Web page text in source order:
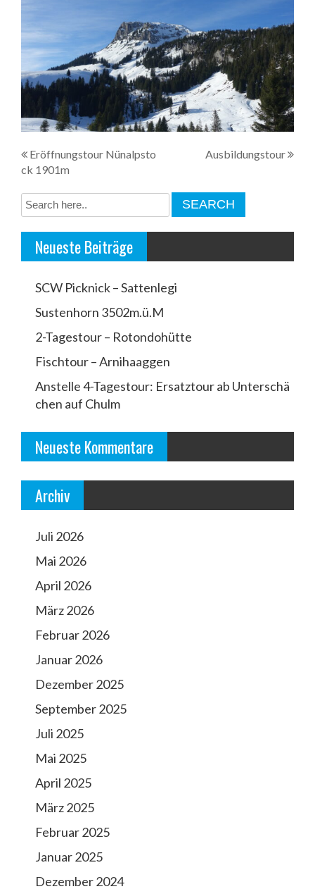
B
e
t
g
a
t
i
Eröffnungstour Nünalpsto
ck 1901m
Ausbildungstour
Neueste Beiträge
SCW Picknick – Sattenlegi
Sustenhorn 3502m.ü.M
2-Tagestour – Rotondohütte
Fischtour – Arnihaaggen
Anstelle 4-Tagestour: Ersatztour ab Unterschä
chen auf Chulm
Neueste Kommentare
Archiv
Juli 2026
Mai 2026
April 2026
März 2026
Februar 2026
Januar 2026
Dezember 2025
September 2025
Juli 2025
Mai 2025
April 2025
März 2025
Februar 2025
Januar 2025
Dezember 2024